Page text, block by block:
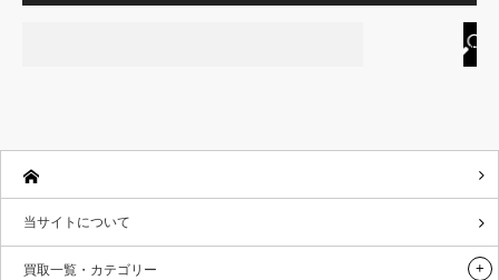
当サイトについて
買取一覧・カテゴリー